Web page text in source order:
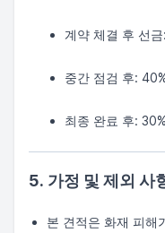
계약 체결 후 선
중간 점검 후:
최종 완료 후:
5. 가정 및 제외 사
본 견적은 화재 피해